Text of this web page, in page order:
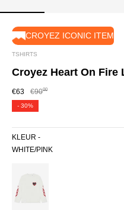
CROYEZ ICONIC ITEM
TSHIRTS
Croyez Heart On Fire
€63 €9000
- 30%
KLEUR -
WHITE/PINK
WHITE